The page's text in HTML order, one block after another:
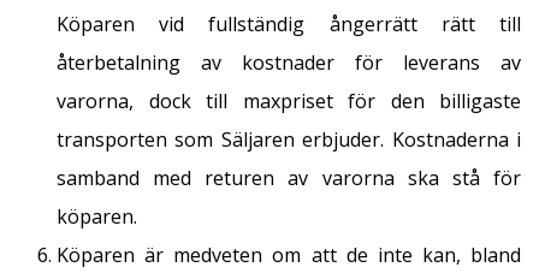
Köparen vid fullständig ångerrätt rätt till
återbetalning av kostnader för leverans av
varorna, dock till maxpriset för den billigaste
transporten som Säljaren erbjuder. Kostnaderna i
samband med returen av varorna ska stå för
köparen.
Köparen är medveten om att de inte kan, bland